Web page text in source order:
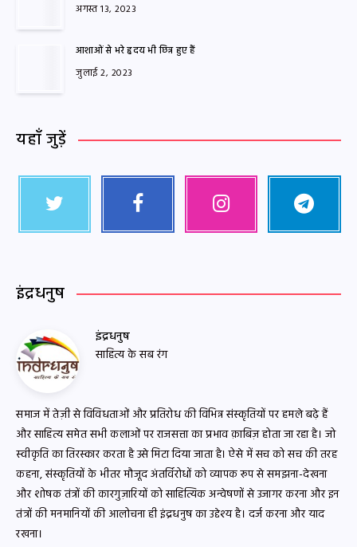
अगस्त 13, 2023
आशाओं से भरे हृदय भी छिन्न हुए हैं
जुलाई 2, 2023
यहाँ जुड़ें
इंद्रधनुष
इंद्रधनुष
साहित्य के सब रंग
समाज में तेज़ी से विविधताओं और प्रतिरोध की विभिन्न संस्कृतियों पर हमले बढ़े हैं
और साहित्य समेत सभी कलाओं पर राजसत्ता का प्रभाव क़ाबिज़ होता जा रहा है। जो
स्वीकृति का तिरस्कार करता है उसे मिटा दिया जाता है। ऐसे में सच को सच की तरह
कहना, संस्कृतियों के भीतर मौजूद अंतर्विरोधों को व्यापक रूप से समझना-देखना
और शोषक तंत्रों की कारगुज़ारियों को साहित्यिक अन्वेषणों से उजागर करना और इन
तंत्रों की मनमानियों की आलोचना ही इंद्रधनुष का उद्देश्य है। दर्ज करना और याद
रखना।